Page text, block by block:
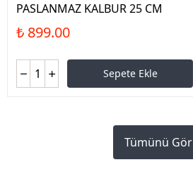
PASLANMAZ KALBUR 25 CM
₺ 899.00
Sepete Ekle
Tümünü Gör